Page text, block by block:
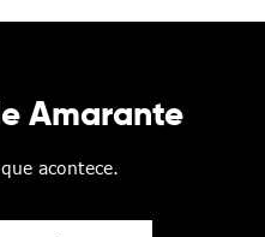
Amarante
acontece.